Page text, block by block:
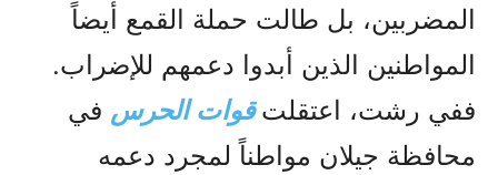
المضربين، بل طالت حملة القمع أيضاً
المواطنين الذين أبدوا دعمهم للإضراب.
ففي رشت، اعتقلتقوات الحرس في
محافظة جيلان مواطناً لمجرد دعمه